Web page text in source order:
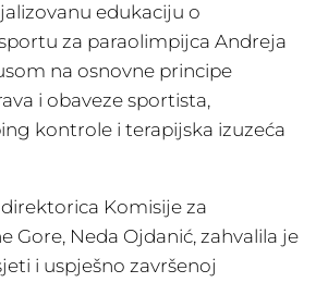
edukaciju o
za paraolimpijca Andreja
na osnovne principe
i obaveze sportista,
kontrole i terapijska izuzeća
Komisije za
Gore, Neda Ojdanić, zahvalila je
i uspješno završenoj